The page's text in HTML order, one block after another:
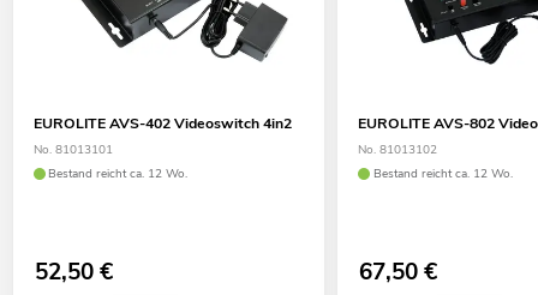
EUROLITE AVS-402 Videoswitch 4in2
No. 81013101
Bestand reicht ca. 12 Wo.
52,50€
EUROLITE AVS-802
No. 81013102
Bestand reicht ca. 12 Wo.
67,50€